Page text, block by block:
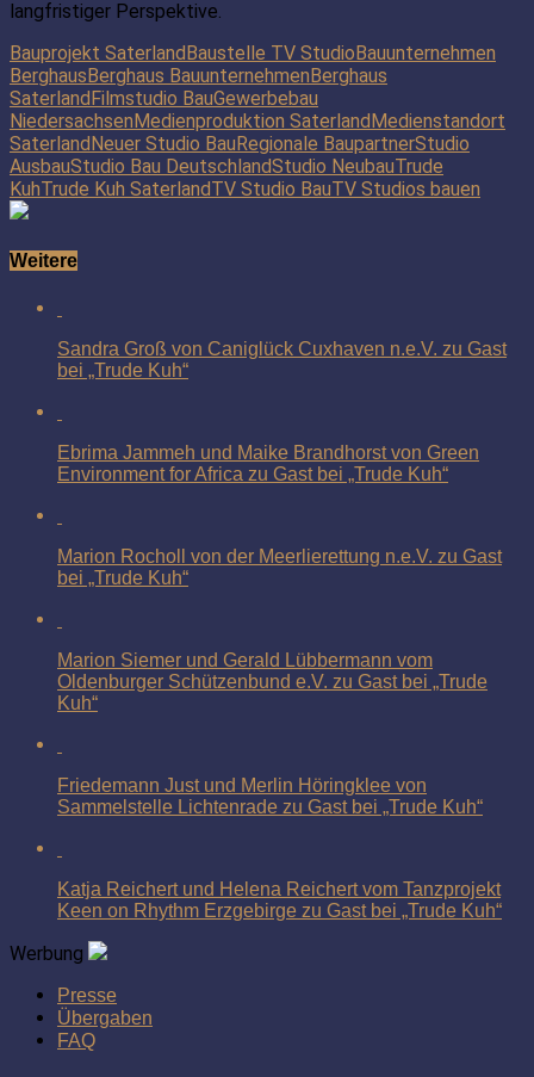
langfristiger Perspektive.
Bauprojekt SaterlandBaustelle TV StudioBauunternehmen
BerghausBerghaus BauunternehmenBerghaus
SaterlandFilmstudio BauGewerbebau
NiedersachsenMedienproduktion SaterlandMedienstandort
SaterlandNeuer Studio BauRegionale BaupartnerStudio
AusbauStudio Bau DeutschlandStudio NeubauTrude
KuhTrude Kuh SaterlandTV Studio BauTV Studios bauen
Weitere
Sandra Groß von Caniglück Cuxhaven n.e.V. zu Gast
bei „Trude Kuh“
Ebrima Jammeh und Maike Brandhorst von Green
Environment for Africa zu Gast bei „Trude Kuh“
Marion Rocholl von der Meerlierettung n.e.V. zu Gast
bei „Trude Kuh“
Marion Siemer und Gerald Lübbermann vom
Oldenburger Schützenbund e.V. zu Gast bei „Trude
Kuh“
Friedemann Just und Merlin Höringklee von
Sammelstelle Lichtenrade zu Gast bei „Trude Kuh“
Katja Reichert und Helena Reichert vom Tanzprojekt
Keen on Rhythm Erzgebirge zu Gast bei „Trude Kuh“
Werbung
Presse
Übergaben
FAQ